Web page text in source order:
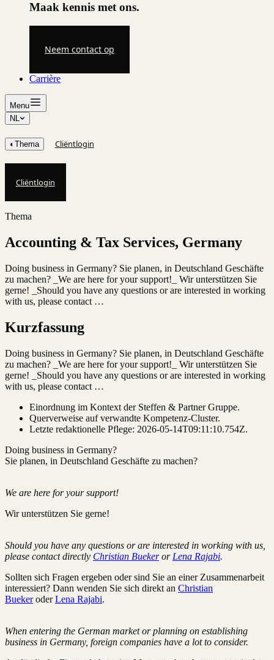
Maak kennis met ons.
Neem contact op
Carrière
Menu
NL
◐ Thema Cliëntlogin
Cliëntlogin
Thema
Accounting & Tax Services, Germany
Doing business in Germany? Sie planen, in Deutschland Geschäfte
zu machen? _We are here for your support!_ Wir unterstützen Sie
gerne! _Should you have any questions or are interested in working
with us, please contact …
Kurzfassung
Doing business in Germany? Sie planen, in Deutschland Geschäfte
zu machen? _We are here for your support!_ Wir unterstützen Sie
gerne! _Should you have any questions or are interested in working
with us, please contact …
Einordnung im Kontext der Steffen & Partner Gruppe.
Querverweise auf verwandte Kompetenz-Cluster.
Letzte redaktionelle Pflege: 2026-05-14T09:11:10.754Z.
Doing business in Germany?
Sie planen, in Deutschland Geschäfte zu machen?
We are here for your support!
Wir unterstützen Sie gerne!
Should you have any questions or are interested in working with us,
please contact directly Christian Buekeror Lena Rajabi.
Sollten sich Fragen ergeben oder sind Sie an einer Zusammenarbeit
interessiert? Dann wenden Sie sich direkt an Christian
BuekeroderLena Rajabi.
When entering the German market or planning on establishing
business in Germany, foreign companies have a lot to consider.